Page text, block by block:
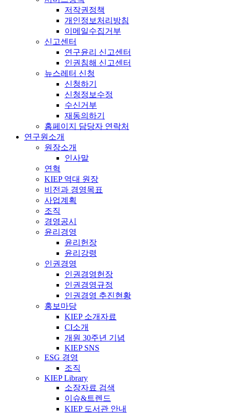
저작권정책
개인정보처리방침
이메일수집거부
신고센터
연구윤리 신고센터
인권침해 신고센터
뉴스레터 신청
신청하기
신청정보수정
수신거부
재동의하기
홈페이지 담당자 연락처
연구원소개
원장소개
인사말
연혁
KIEP 역대 원장
비전과 경영목표
사업계획
조직
경영공시
윤리경영
윤리헌장
윤리강령
인권경영
인권경영헌장
인권경영규정
인권경영 추진현황
홍보마당
KIEP 소개자료
CI소개
개원 30주년 기념
KIEP SNS
ESG 경영
조직
KIEP Library
소장자료 검색
이슈&트렌드
KIEP 도서관 안내